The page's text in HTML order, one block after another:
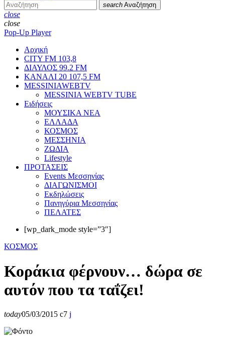
search Αναζήτηση
close
close
Pop-Up Player
Αρχική
CITY FM 103,8
ΔΙΑΥΛΟΣ 99.2 FM
ΚΑΝΑΛΙ 20 107,5 FM
MESSINIAWEBTV
MESSINIA WEBTV TUBE
Eιδήσεις
ΜΟΥΣΙΚΑ ΝΕΑ
ΕΛΛΑΔΑ
ΚΟΣΜΟΣ
ΜΕΣΣΗΝΙΑ
ΖΩΔΙΑ
Lifestyle
ΠΡΟΤΑΣΕΙΣ
Events Μεσσηνίας
ΔΙΑΓΩΝΙΣΜΟΙ
Εκδηλώσεις
Πανηγύρια Μεσσηνίας
ΠΕΛΑΤΕΣ
[wp_dark_mode style=”3″]
ΚΟΣΜΟΣ
Κοράκια φέρνουν… δώρα σε
αυτόν που τα ταΐζει!
today05/03/2015 7